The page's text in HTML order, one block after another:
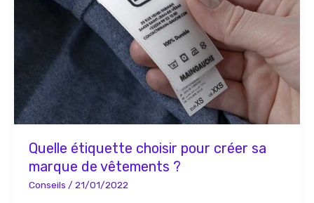
Quelle étiquette choisir pour créer sa
marque de vêtements ?
Conseils / 21/01/2022
vêtements